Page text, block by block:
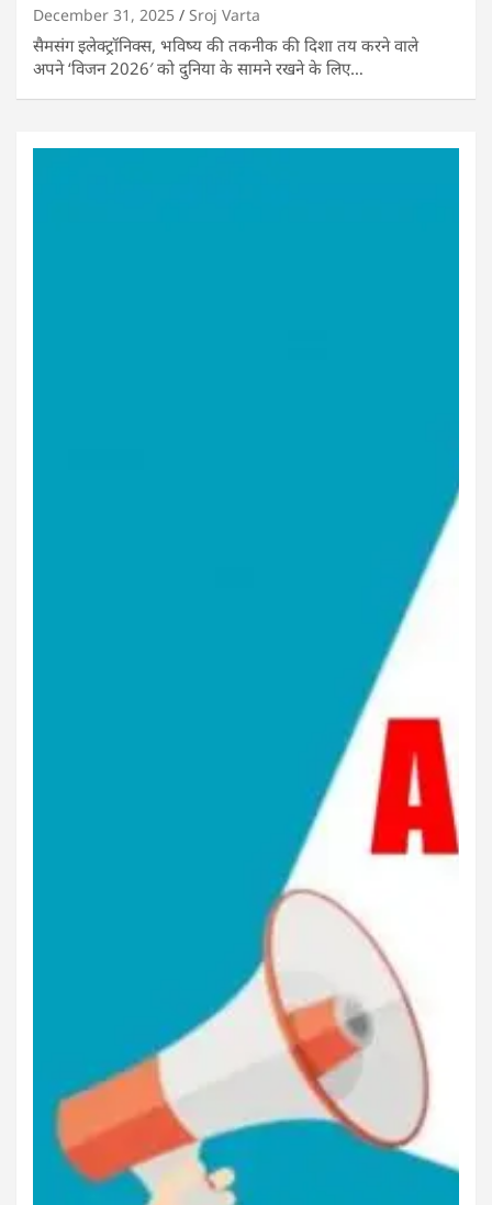
December 31, 2025 Sroj Varta
सैमसंग इलेक्ट्रॉनिक्स, भविष्य की तकनीक की दिशा तय करने वाले
अपने ‘विजन 2026′ को दुनिया के सामने रखने के लिए…